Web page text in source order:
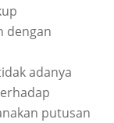
dengan
adanya
putusan